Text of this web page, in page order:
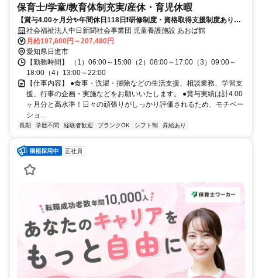
保育士/学童/教育体制充実/産休・育児休暇
【賞与4.00ヶ月分✨年間休日118日❗️研修制度・資格取得支援制度あり
⭐】児童養護施設で保育士さんの募集です⭕
社会福祉法人中日新聞社会事業団 児童養護施設 あおば館
月給197,600円～207,480円
愛知県日進市
【勤務時間】 （1）06:00～15:00（2）08:00～17:00（3）09:00～
18:00（4）13:00～22:00
【仕事内容】 ●食事・洗濯・掃除などの生活支援、相談業務、学習支
援、行事の企画・実施などをお願いいたします。 ●賞与実績は計4.00
ヶ月分と高水準！日々の頑張りがしっかり評価されるため、モチベー
ショ...
長期 学歴不問 経験者歓迎 ブランクOK シフト制 昇給あり
正社員